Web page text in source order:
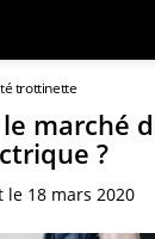
trottinette
marché
?
le 18 mars 2020